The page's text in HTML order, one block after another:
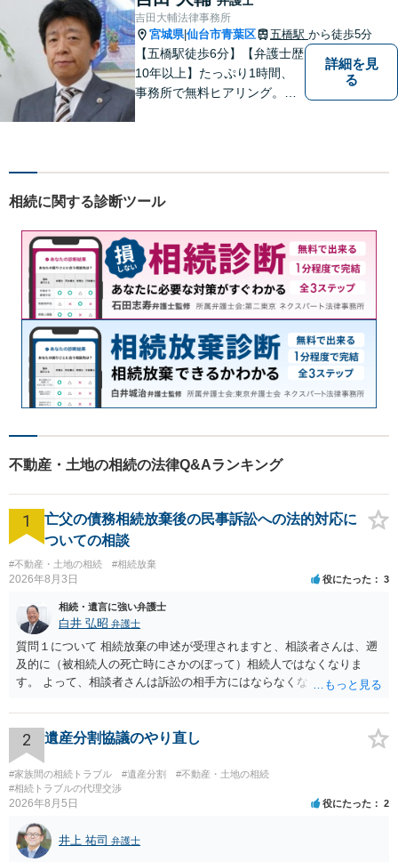
ら、お気軽にご相談くださ
い。
吉田大輔法律事務所
宮城県|仙台市青葉区 五橋駅 から徒歩5分
【五橋駅徒歩6分】【弁護士歴
10年以上】たっぷり1時間、
事務所で無料ヒアリング。気
の糸口を一緒に探すことを大
詳細を見
る
相続に関する診断ツール
不動産・土地の相続の法律Q&Aランキング
1
亡父の債務相続放棄後の民事訴訟への法的対応に
ついての相談
#不動産・土地の相続 #相続放棄
2026年8月3日 役にたった 3
相続・遺言に強い弁護士
白井 弘昭 弁護士
質問１について 相続放棄の申述が受理されますと、相談者さんは、遡
及的に（被相続人の死亡時にさかのぼって）相続人ではなくなりま
す。 よって、相談者さんは訴訟の相手方にはならなくなるので（明け
理証明を家庭裁判所で取得し、コピーを答弁書に添えて裁判所に提出
してください。 質問２について 請求棄却を求める答弁書を提出すれ
ば、第１回期日は出席する必要がありません。その日は差支え（用事
があり出席できない）との記載で十分です。 質問３について 弁護士で
はないので、ｍｉｎｔｓでの提出の必要は無いと思います。郵送（期
限までに届けばよい）で十分です。 詳細は、書面記載の裁判所書記官
にお問い合わせください。 以上、ご参考まで。
2 遺産分割協議のやり直し
#家族間の相続トラブル #遺産分割
#不動産・土地の相続
#相続トラブルの代理交渉
2026年8月5日 役にたった 2
井上 祐司 弁護士